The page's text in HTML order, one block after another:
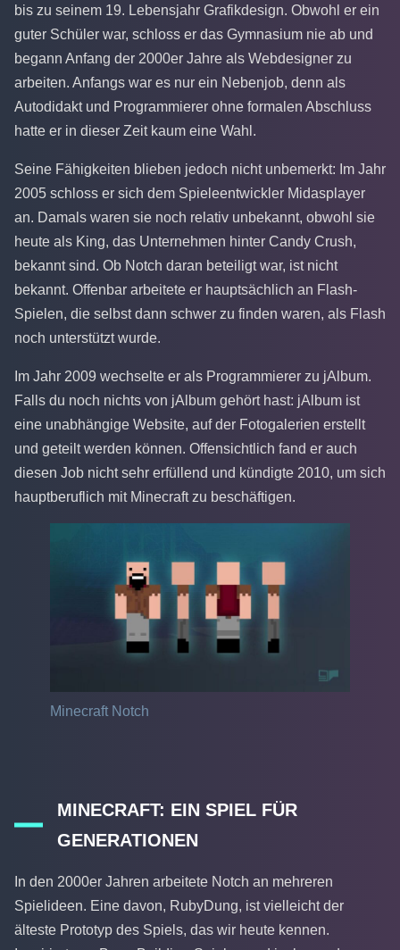
bis zu seinem 19. Lebensjahr Grafikdesign. Obwohl er ein
guter Schüler war, schloss er das Gymnasium nie ab und
begann Anfang der 2000er Jahre als Webdesigner zu
arbeiten. Anfangs war es nur ein Nebenjob, denn als
Autodidakt und Programmierer ohne formalen Abschluss
hatte er in dieser Zeit kaum eine Wahl.
Seine Fähigkeiten blieben jedoch nicht unbemerkt: Im Jahr
2005 schloss er sich dem Spieleentwickler Midasplayer
an. Damals waren sie noch relativ unbekannt, obwohl sie
heute als King, das Unternehmen hinter Candy Crush,
bekannt sind. Ob Notch daran beteiligt war, ist nicht
bekannt. Offenbar arbeitete er hauptsächlich an Flash-
Spielen, die selbst dann schwer zu finden waren, als Flash
noch unterstützt wurde.
Im Jahr 2009 wechselte er als Programmierer zu jAlbum.
Falls du noch nichts von jAlbum gehört hast: jAlbum ist
eine unabhängige Website, auf der Fotogalerien erstellt
und geteilt werden können. Offensichtlich fand er auch
diesen Job nicht sehr erfüllend und kündigte 2010, um sich
hauptberuflich mit Minecraft zu beschäftigen.
Minecraft Notch
MINECRAFT: EIN SPIEL FÜR
GENERATIONEN
In den 2000er Jahren arbeitete Notch an mehreren
Spielideen. Eine davon, RubyDung, ist vielleicht der
älteste Prototyp des Spiels, das wir heute kennen.